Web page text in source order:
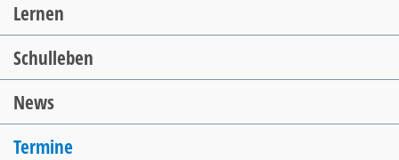
Lernen
Schulleben
News
Termine